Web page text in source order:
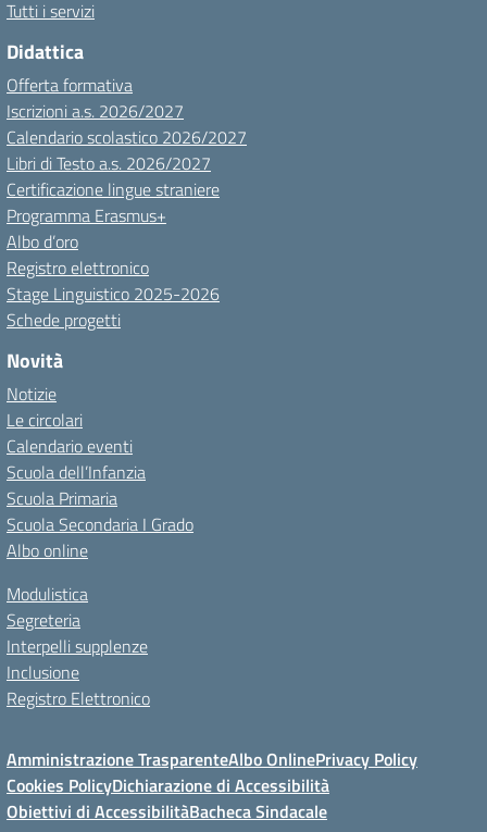
Tutti i servizi
Didattica
Offerta formativa
Iscrizioni a.s. 2026/2027
Calendario scolastico 2026/2027
Libri di Testo a.s. 2026/2027
Certificazione lingue straniere
Programma Erasmus+
Albo d’oro
Registro elettronico
Stage Linguistico 2025-2026
Schede progetti
Novità
Notizie
Le circolari
Calendario eventi
Scuola dell’Infanzia
Scuola Primaria
Scuola Secondaria I Grado
Albo online
Modulistica
Segreteria
Interpelli supplenze
Inclusione
Registro Elettronico
Amministrazione TrasparenteAlbo OnlinePrivacy Policy
Cookies PolicyDichiarazione di Accessibilità
Obiettivi di AccessibilitàBacheca Sindacale